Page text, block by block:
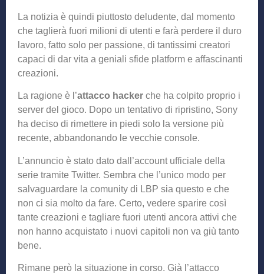
La notizia è quindi piuttosto deludente, dal momento
che taglierà fuori milioni di utenti e farà perdere il duro
lavoro, fatto solo per passione, di tantissimi creatori
capaci di dar vita a geniali sfide platform e affascinanti
creazioni.
La ragione è l’attacco hacker che ha colpito proprio i
server del gioco. Dopo un tentativo di ripristino, Sony
ha deciso di rimettere in piedi solo la versione più
recente, abbandonando le vecchie console.
L’annuncio è stato dato dall’account ufficiale della
serie tramite Twitter. Sembra che l’unico modo per
salvaguardare la comunity di LBP sia questo e che
non ci sia molto da fare. Certo, vedere sparire così
tante creazioni e tagliare fuori utenti ancora attivi che
non hanno acquistato i nuovi capitoli non va giù tanto
bene.
Rimane però la situazione in corso. Già l’attacco